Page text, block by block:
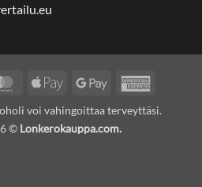
MasterCardApple
Google
voi vahingoittaa terveyttäsi.
© Lonkerokauppa.com.